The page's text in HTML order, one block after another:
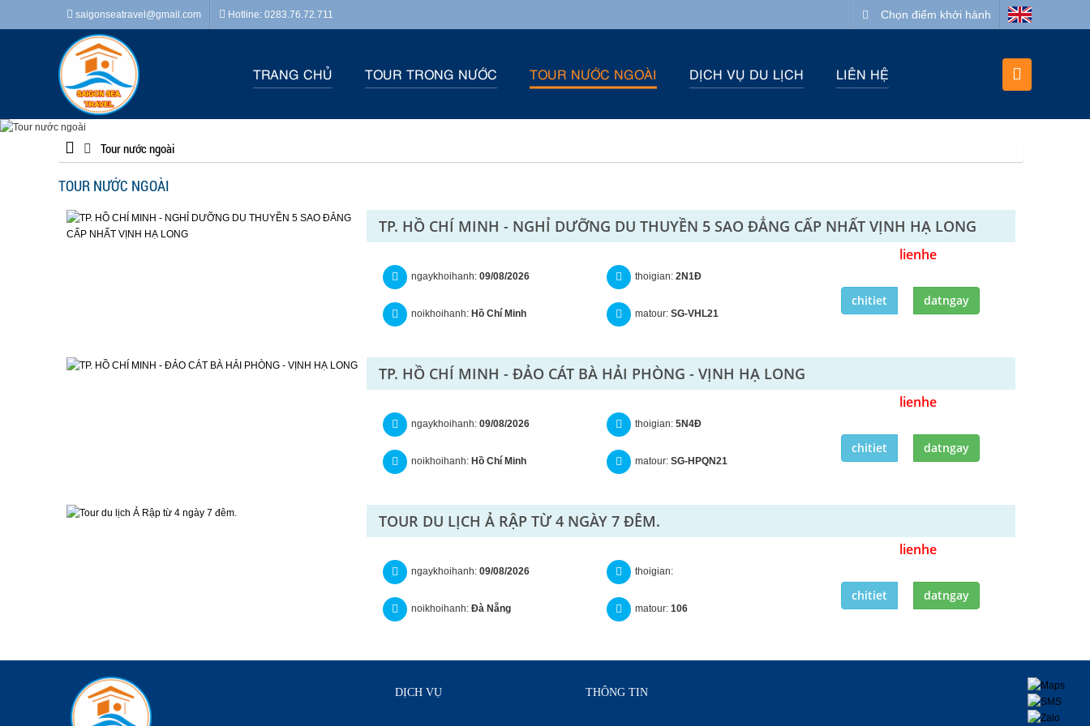
saigonseatravel@gmail.com Hotline: 0283.76.72.711 Chọn điểm khởi hành
TRANG CHỦ TOUR TRONG NƯỚC TOUR NƯỚC NGOÀI DỊCH VỤ DU LỊCH LIÊN HỆ
Tour nước ngoài
TOUR NƯỚC NGOÀI
TP. HỒ CHÍ MINH - NGHỈ DƯỠNG DU THUYỀN 5 SAO ĐẲNG CẤP NHẤT VỊNH HẠ LONG
ngaykhoihanh: 09/08/2026
noikhoihanh: Hồ Chí Minh
thoigian: 2N1Đ
matour: SG-VHL21
lienhe
chitiet datngay
TP. HỒ CHÍ MINH - ĐẢO CÁT BÀ HẢI PHÒNG - VỊNH HẠ LONG
ngaykhoihanh: 09/08/2026
noikhoihanh: Hồ Chí Minh
thoigian: 5N4Đ
matour: SG-HPQN21
lienhe
chitiet datngay
TOUR DU LỊCH Ả RẬP TỪ 4 NGÀY 7 ĐÊM.
ngaykhoihanh: 09/08/2026
noikhoihanh: Đà Nẵng
thoigian:
matour: 106
lienhe
chitiet datngay
DỊCH VỤ THÔNG TIN